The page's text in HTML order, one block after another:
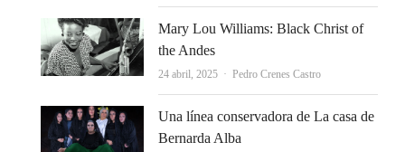
Mary Lou Williams: Black Christ of
the Andes
24 abril, 2025 Autor
Pedro Crenes Castro
Una línea conservadora de La casa de
Bernarda Alba